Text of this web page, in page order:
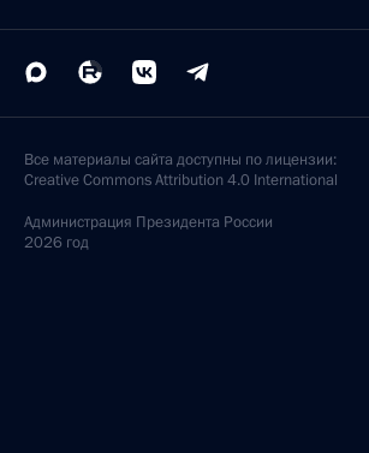
Все материалы сайта доступны по лицензии:
Creative Commons Attribution 4.0 International
Администрация Президента России
2026 год